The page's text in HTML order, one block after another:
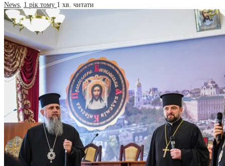
News 1 рік тому 1 хв. читати